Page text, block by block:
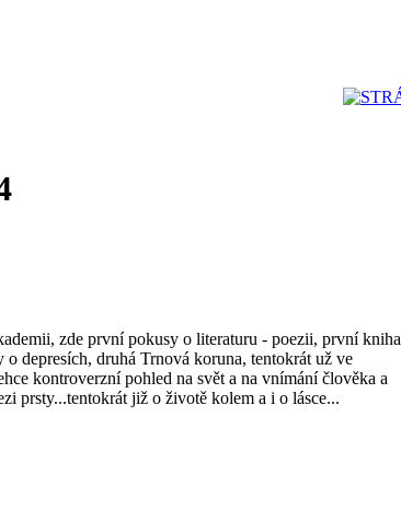
zde první pokusy o literaturu - poezii, první kniha
depresích, druhá Trnová koruna, tentokrát už ve
kontroverzní pohled na svět a na vnímání člověka a
prsty...tentokrát již o životě kolem a i o lásce...